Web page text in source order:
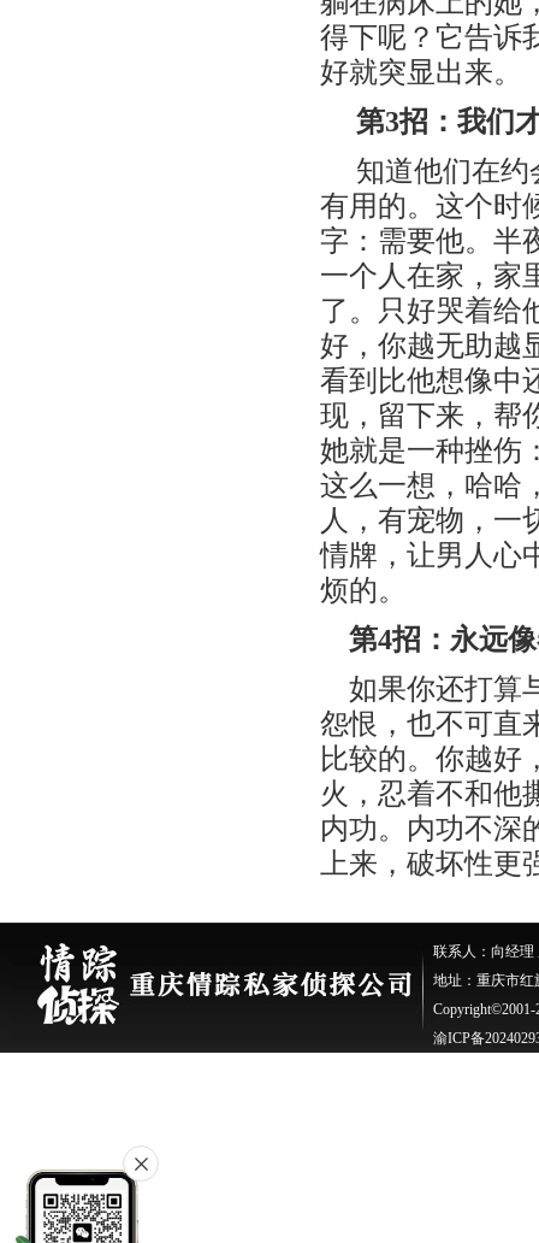
得下呢？它告诉
好就突显出来。
第3招：我们
知道他们在
有用的。这个时
字：需要他。半
一个人在家，家
了。只好哭着给
好，你越无助越
看到比他想像中
现，留下来，帮
她就是一种挫伤
这么一想，哈哈
人，有宠物，一
情牌，让男人心
烦的。
第4招：永远
如果你还打算
怨恨，也不可直
比较的。你越好
火，忍着不和他
内功。内功不深
上来，破坏性
联系人：向经理
地址：重庆市红
Copyright©2001-
渝ICP备